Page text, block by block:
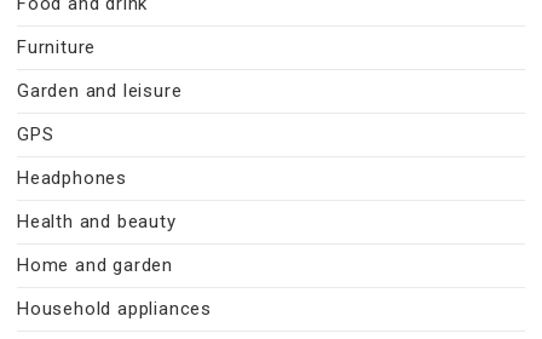
Furniture
Garden and leisure
GPS
Headphones
Health and beauty
Home and garden
Household appliances